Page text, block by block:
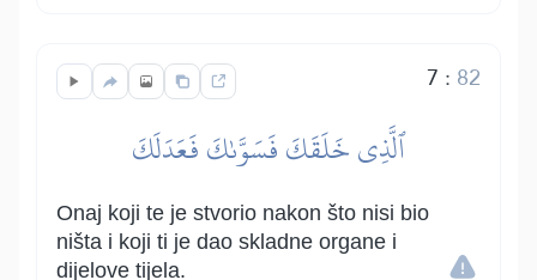
7 : 82
ٱلَّذِي خَلَقَكَ فَسَوَّىٰكَ فَعَدَلَكَ
Onaj koji te je stvorio nakon što nisi bio
ništa i koji ti je dao skladne organe i
dijelove tijela.